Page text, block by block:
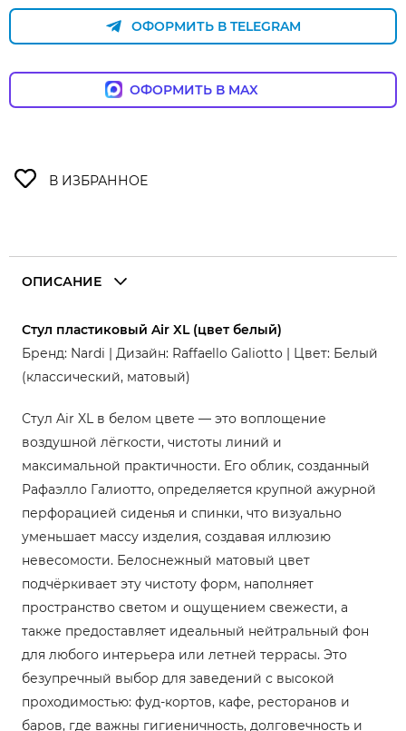
ОФОРМИТЬ В TELEGRAM
ОФОРМИТЬ В MAX
ОПИСАНИЕ
Стул пластиковый Air XL (цвет белый)
Бренд: Nardi | Дизайн: Raffaello Galiotto | Цвет: Белый
(классический, матовый)
Стул Air XL в белом цвете — это воплощение
воздушной лёгкости, чистоты линий и
максимальной практичности. Его облик, созданный
Рафаэлло Галиотто, определяется крупной ажурной
перфорацией сиденья и спинки, что визуально
уменьшает массу изделия, создавая иллюзию
невесомости. Белоснежный матовый цвет
подчёркивает эту чистоту форм, наполняет
пространство светом и ощущением свежести, а
также предоставляет идеальный нейтральный фон
для любого интерьера или летней террасы. Это
безупречный выбор для заведений с высокой
проходимостью: фуд-кортов, кафе, ресторанов и
баров, где важны гигиеничность, долговечность и